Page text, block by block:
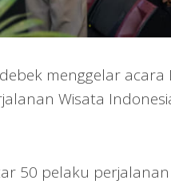
menggelar acara
Wisata
50 pelaku